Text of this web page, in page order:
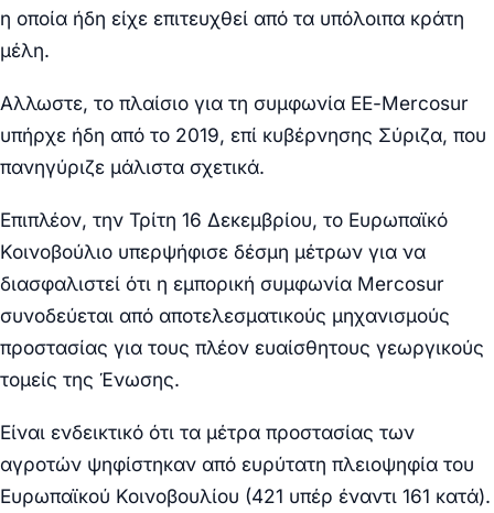
η οποία ήδη είχε επιτευχθεί από τα υπόλοιπα κράτη
μέλη.
Αλλωστε, το πλαίσιο για τη συμφωνία ΕΕ-Mercosur
υπήρχε ήδη από το 2019, επί κυβέρνησης Σύριζα, που
πανηγύριζε μάλιστα σχετικά.
Επιπλέον, την Τρίτη 16 Δεκεμβρίου, το Ευρωπαϊκό
Κοινοβούλιο υπερψήφισε δέσμη μέτρων για να
διασφαλιστεί ότι η εμπορική συμφωνία Mercosur
συνοδεύεται από αποτελεσματικούς μηχανισμούς
προστασίας για τους πλέον ευαίσθητους γεωργικούς
τομείς της Ένωσης.
Είναι ενδεικτικό ότι τα μέτρα προστασίας των
αγροτών ψηφίστηκαν από ευρύτατη πλειοψηφία του
Ευρωπαϊκού Κοινοβουλίου (421 υπέρ έναντι 161 κατά).